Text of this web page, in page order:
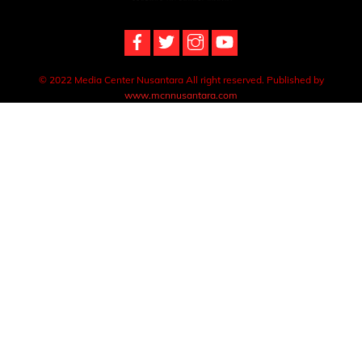
© 2022 Media Center Nusantara All right reserved. Published by
www.mcnnusantara.com